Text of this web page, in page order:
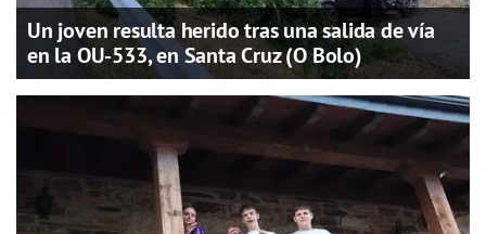
Un joven resulta herido tras una salida de vía
en la OU-533, en Santa Cruz (O Bolo)